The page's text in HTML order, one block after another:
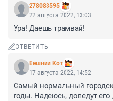
278083595
22 августа 2022, 13:03
Ура! Даешь трамвай!
ОТВЕТИТЬ
Вешний Кот
17 августа 2022, 14:52
Самый нормальный
годы. Надеюсь, доведут